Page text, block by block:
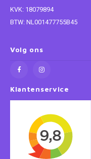
KVK: 18079894
BTW: NL001477755B45
Volg ons
Klantenservice